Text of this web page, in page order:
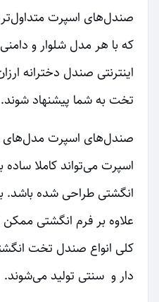
صندل‌های اسپرت
که با هر مدل شلوار و
اینترنتی صندل دخترانه
تخت به شما پیشنهاد شوند.
صندل‌های اسپرت مدل‌های
اسپرت می‌تواند کاملا ساده
انگشتی طراحی شده باشد.
علاوه بر فرم انگشتی
کلی انواع صندل تخت
دار و سنتی تولید می‌شوند.